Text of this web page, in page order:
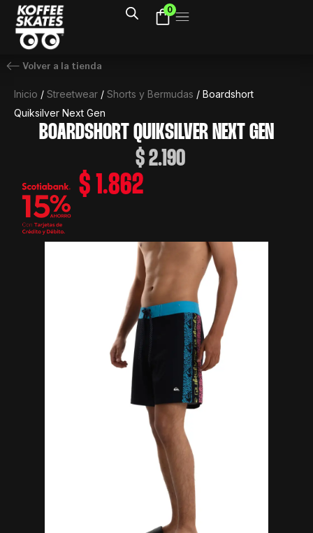
contenido
0
Volver a la tienda
Inicio / Streetwear / Shorts y Bermudas / Boardshort
Quiksilver Next Gen
BOARDSHORT QUIKSILVER NEXT GEN
$2.190
$ 1.862